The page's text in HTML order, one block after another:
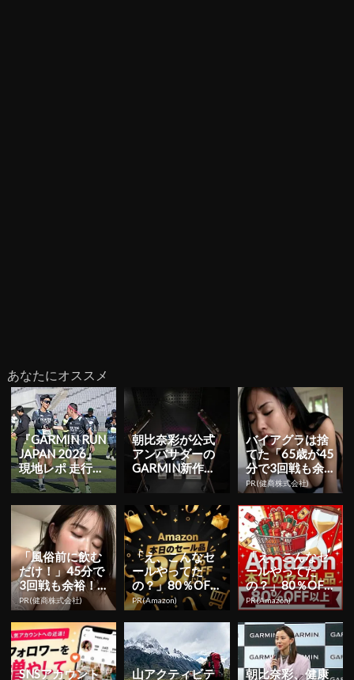
あなたにオススメ
『GARMIN RUN
JAPAN 2026』
現地レポ 走行ロ
グでわかるFor
e...
朝比奈彩が公式
アンバサダーの
GARMIN新作発
売！3時のヒロ
インのお悩みも
解決 ...
バイアグラは捨
てた「65歳が45
分で3回戦も余
裕」980円で朝
まで絶好調！
PR(健商株式会社)
「風俗前に飲む
だけ！」45分で
3回戦も余裕！1
日31円で朝まで
絶好調
PR(健商株式会社)
「え、こんなセ
ールやってた
の？」80％OFF
以上が続々登
場！Amazonの本
PR(Amazon)
「え、こんなセ
ールやってた
の？」80％OFF
以上が続々登
場！Amazonの本
気が...
PR(Amazon)
SNSアカウント 山アクティビテ 朝比奈彩、健康